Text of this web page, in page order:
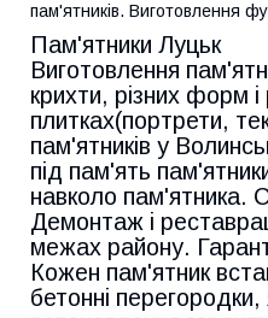
пам'ятників. Виготовлення
Пам'ятники Луцьк
Виготовлення
крихти, різних форм
плитках(портрети,
пам'ятників у
під пам'ять
навколо пам'ятника.
Демонтаж і
межах району.
Кожен пам'ятник
бетонні